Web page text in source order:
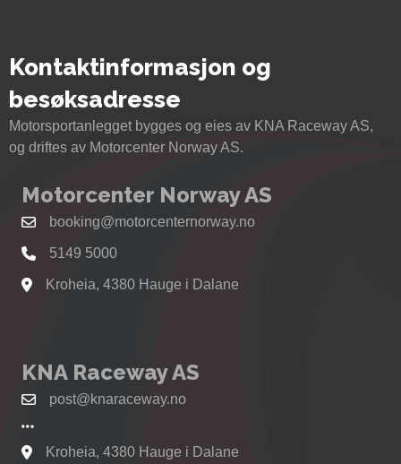
Kontaktinformasjon og
besøksadresse
Motorsportanlegget bygges og eies av KNA Raceway AS,
og driftes av Motorcenter Norway AS.
Motorcenter Norway AS
booking@motorcenternorway.no
5149 5000
Se kart til Motorcenter Norway i Sokndal
Kroheia, 4380 Hauge i Dalane
KNA Raceway AS
post@knaraceway.no
Se kart til Motorcenter Norway i Sokndal
Kroheia, 4380 Hauge i Dalane